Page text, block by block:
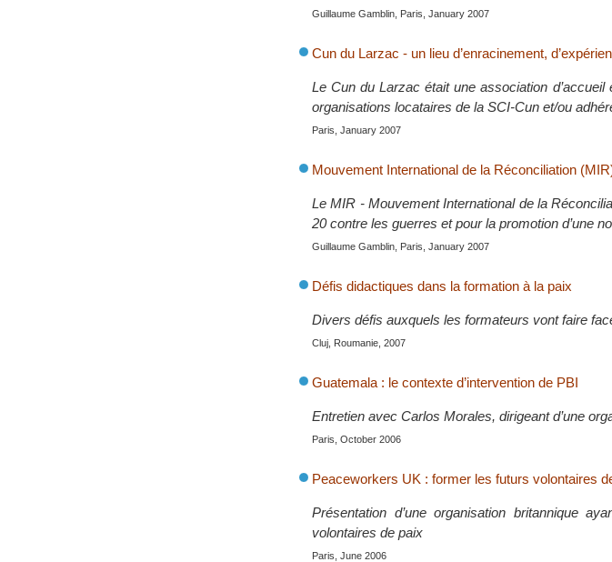
Guillaume Gamblin, Paris, January 2007
Cun du Larzac - un lieu d’enracinement,
Le Cun du Larzac était une association
organisations locataires de la SCI-Cun et/ou
Paris, January 2007
Mouvement International de la Réconciliation
Le MIR - Mouvement International de la
20 contre les guerres et pour la promotion d’une
Guillaume Gamblin, Paris, January 2007
Défis didactiques dans la formation à la paix
Divers défis auxquels les formateurs vont faire
Cluj, Roumanie, 2007
Guatemala : le contexte d’intervention de PBI
Entretien avec Carlos Morales, dirigeant d’une
Paris, October 2006
Peaceworkers UK : former les futurs volontaires
Présentation d’une organisation britannique
volontaires de paix
Paris, June 2006